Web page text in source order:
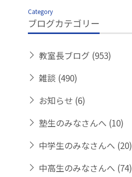
Category
ブログカテゴリー
教室長ブログ (953)
雑談 (490)
お知らせ (6)
塾生のみなさんへ (10)
中学生のみなさんへ (20)
中高生のみなさんへ (74)